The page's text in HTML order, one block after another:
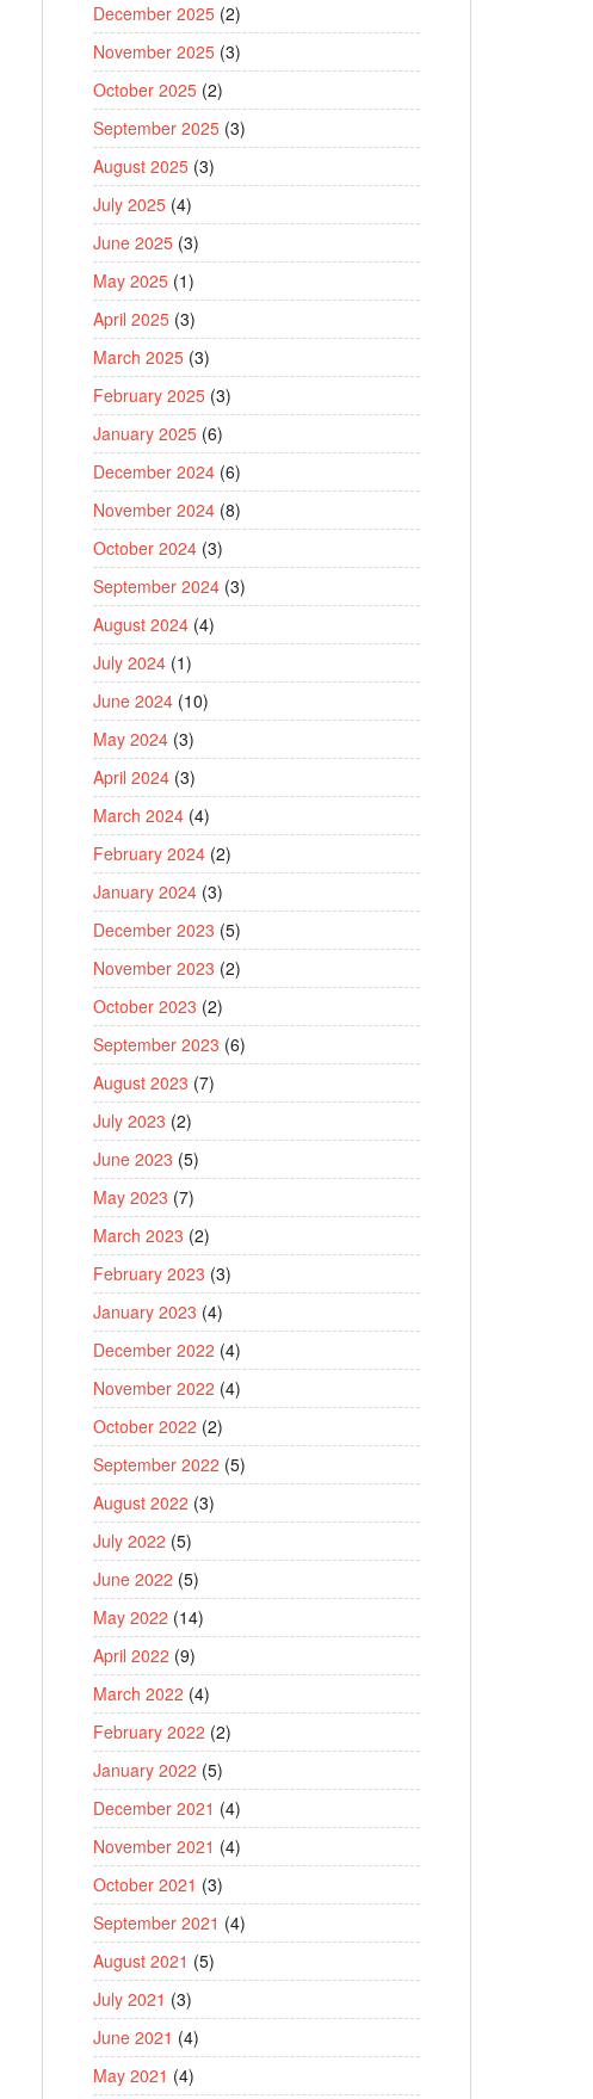
December 2025 (2)
November 2025 (3)
October 2025 (2)
September 2025 (3)
August 2025 (3)
July 2025 (4)
June 2025 (3)
May 2025 (1)
April 2025 (3)
March 2025 (3)
February 2025 (3)
January 2025 (6)
December 2024 (6)
November 2024 (8)
October 2024 (3)
September 2024 (3)
August 2024 (4)
July 2024 (1)
June 2024 (10)
May 2024 (3)
April 2024 (3)
March 2024 (4)
February 2024 (2)
January 2024 (3)
December 2023 (5)
November 2023 (2)
October 2023 (2)
September 2023 (6)
August 2023 (7)
July 2023 (2)
June 2023 (5)
May 2023 (7)
March 2023 (2)
February 2023 (3)
January 2023 (4)
December 2022 (4)
November 2022 (4)
October 2022 (2)
September 2022 (5)
August 2022 (3)
July 2022 (5)
June 2022 (5)
May 2022 (14)
April 2022 (9)
March 2022 (4)
February 2022 (2)
January 2022 (5)
December 2021 (4)
November 2021 (4)
October 2021 (3)
September 2021 (4)
August 2021 (5)
July 2021 (3)
June 2021 (4)
May 2021 (4)